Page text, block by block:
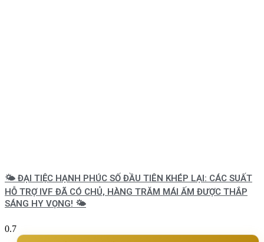
🌤️ ĐẠI TIỆC HẠNH PHÚC SỐ ĐẦU TIÊN KHÉP LẠI: CÁC SUẤT
HỖ TRỢ IVF ĐÃ CÓ CHỦ, HÀNG TRĂM MÁI ẤM ĐƯỢC THẮP
SÁNG HY VỌNG! 🌤️